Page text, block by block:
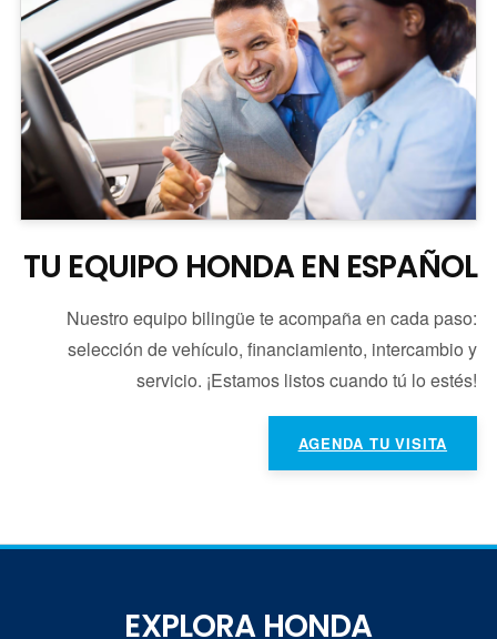
TU EQUIPO HONDA EN ESPAÑOL
Nuestro equipo bilingüe te acompaña en cada paso:
selección de vehículo, financiamiento, intercambio y
servicio. ¡Estamos listos cuando tú lo estés!
AGENDA TU VISITA
EXPLORA HONDA